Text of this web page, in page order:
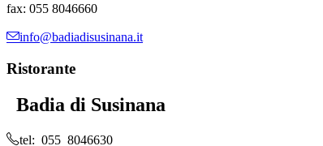
fax: 055 8046660
info@badiadisusinana.it
Ristorante
Badia di Susinana
tel: 055 8046630